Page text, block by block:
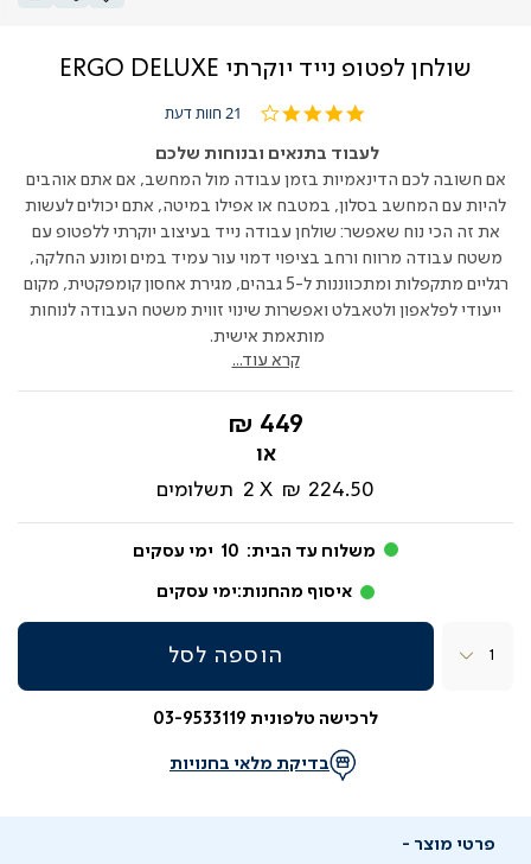
שולחן לפטופ נייד יוקרתי ERGO DELUXE
4.0
rating
21 חוות דעת
לעבוד בתנאים ובנוחות שלכם
אם חשובה לכם הדינאמיות בזמן עבודה מול המחשב, אם אתם אוהבים
להיות עם המחשב בסלון, במטבח או אפילו במיטה, אתם יכולים לעשות
את זה הכי נוח שאפשר: שולחן עבודה נייד בעיצוב יוקרתי ללפטופ עם
משטח עבודה מרווח ורחב בציפוי דמוי עור עמיד במים ומונע החלקה,
רגליים מתקפלות ומתכווננות ל-5 גבהים, מגירת אחסון קומפקטית, מקום
ייעודי לפלאפון ולטאבלט ואפשרות שינוי זווית משטח העבודה לנוחות
מותאמת אישית.
קרא עוד...
החל
מ-
449 ₪
224.50 ₪
2 תשלומים
משלוח עד הבית: 10 ימי עסקים
איסוף מהחנות:ימי עסקים
הוספה לסל
לרכישה טלפונית 03-9533119
בדיקת מלאי בחנויות
פרטי מוצר